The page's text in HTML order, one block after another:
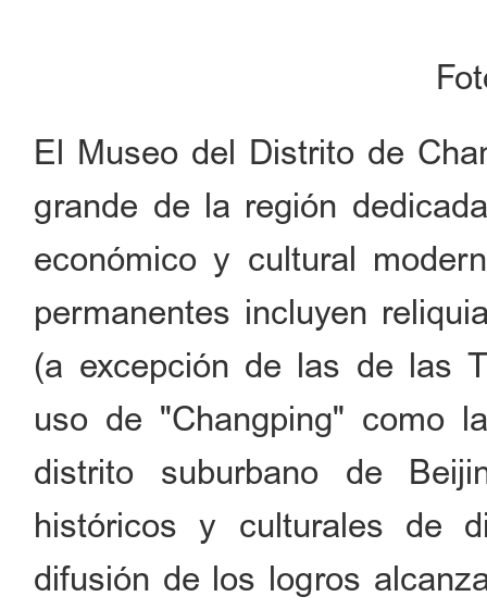
El Museo del Distrito de
grande de la región
económico y cultural
permanentes incluyen
(a excepción de las de las
uso de "Changping" como
distrito suburbano de
históricos y culturales de
difusión de los logros